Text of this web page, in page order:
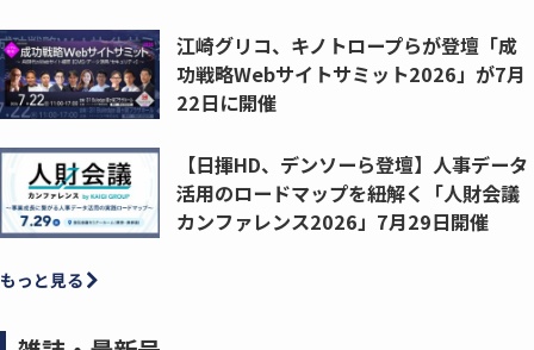
江崎グリコ、キノトロープらが登壇「成
功戦略Webサイトサミット2026」が7月
22日に開催
【日揮HD、デンソーら登壇】人事データ
活用のロードマップを紐解く「人財会議
カンファレンス2026」7月29日開催
もっと見る